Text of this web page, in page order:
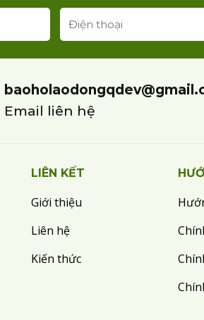
Email liên hệ
LIÊN KẾT
Giới thiệu
Liên hệ
Kiến thức